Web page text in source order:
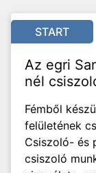
START
Az egri
nél
Fémből
felületének
Csiszoló- és
csiszoló